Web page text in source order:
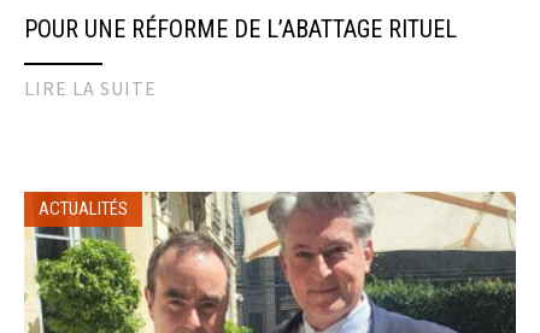
POUR UNE RÉFORME DE L’ABATTAGE RITUEL
LIRE LA SUITE
ACTUALITÉS